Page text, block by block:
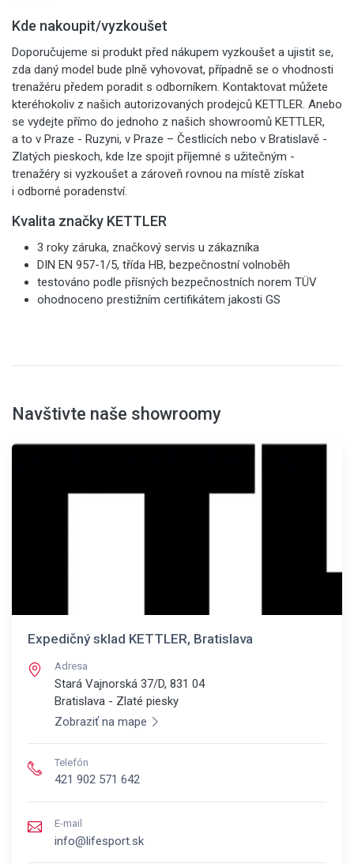
Kde nakoupit/vyzkoušet
Doporučujeme si produkt před nákupem vyzkoušet a ujistit se,
zda daný model bude plně vyhovovat, případně se o vhodnosti
trenažéru předem poradit s odborníkem. Kontaktovat můžete
kteréhokoliv z našich autorizovaných prodejců KETTLER. Anebo
se vydejte přímo do jednoho z našich showroomů KETTLER,
a to v Praze - Ruzyni, v Praze – Čestlicích nebo v Bratislavě -
Zlatých pieskoch, kde lze spojit příjemné s užitečným -
trenažéry si vyzkoušet a zároveň rovnou na místě získat
i odborné poradenství.
Kvalita značky KETTLER
3 roky záruka, značkový servis u zákazníka
DIN EN 957-1/5, třída HB, bezpečnostní volnoběh
testováno podle přísných bezpečnostních norem TÜV
ohodnoceno prestižním certifikátem jakosti GS
Navštivte naše showroomy
Expedičný sklad KETTLER, Bratislava
Adresa
Stará Vajnorská 37/D, 831 04
Bratislava - Zlaté piesky
Zobraziť na mape
Telefón
421 902 571 642
E-mail
info@lifesport.sk